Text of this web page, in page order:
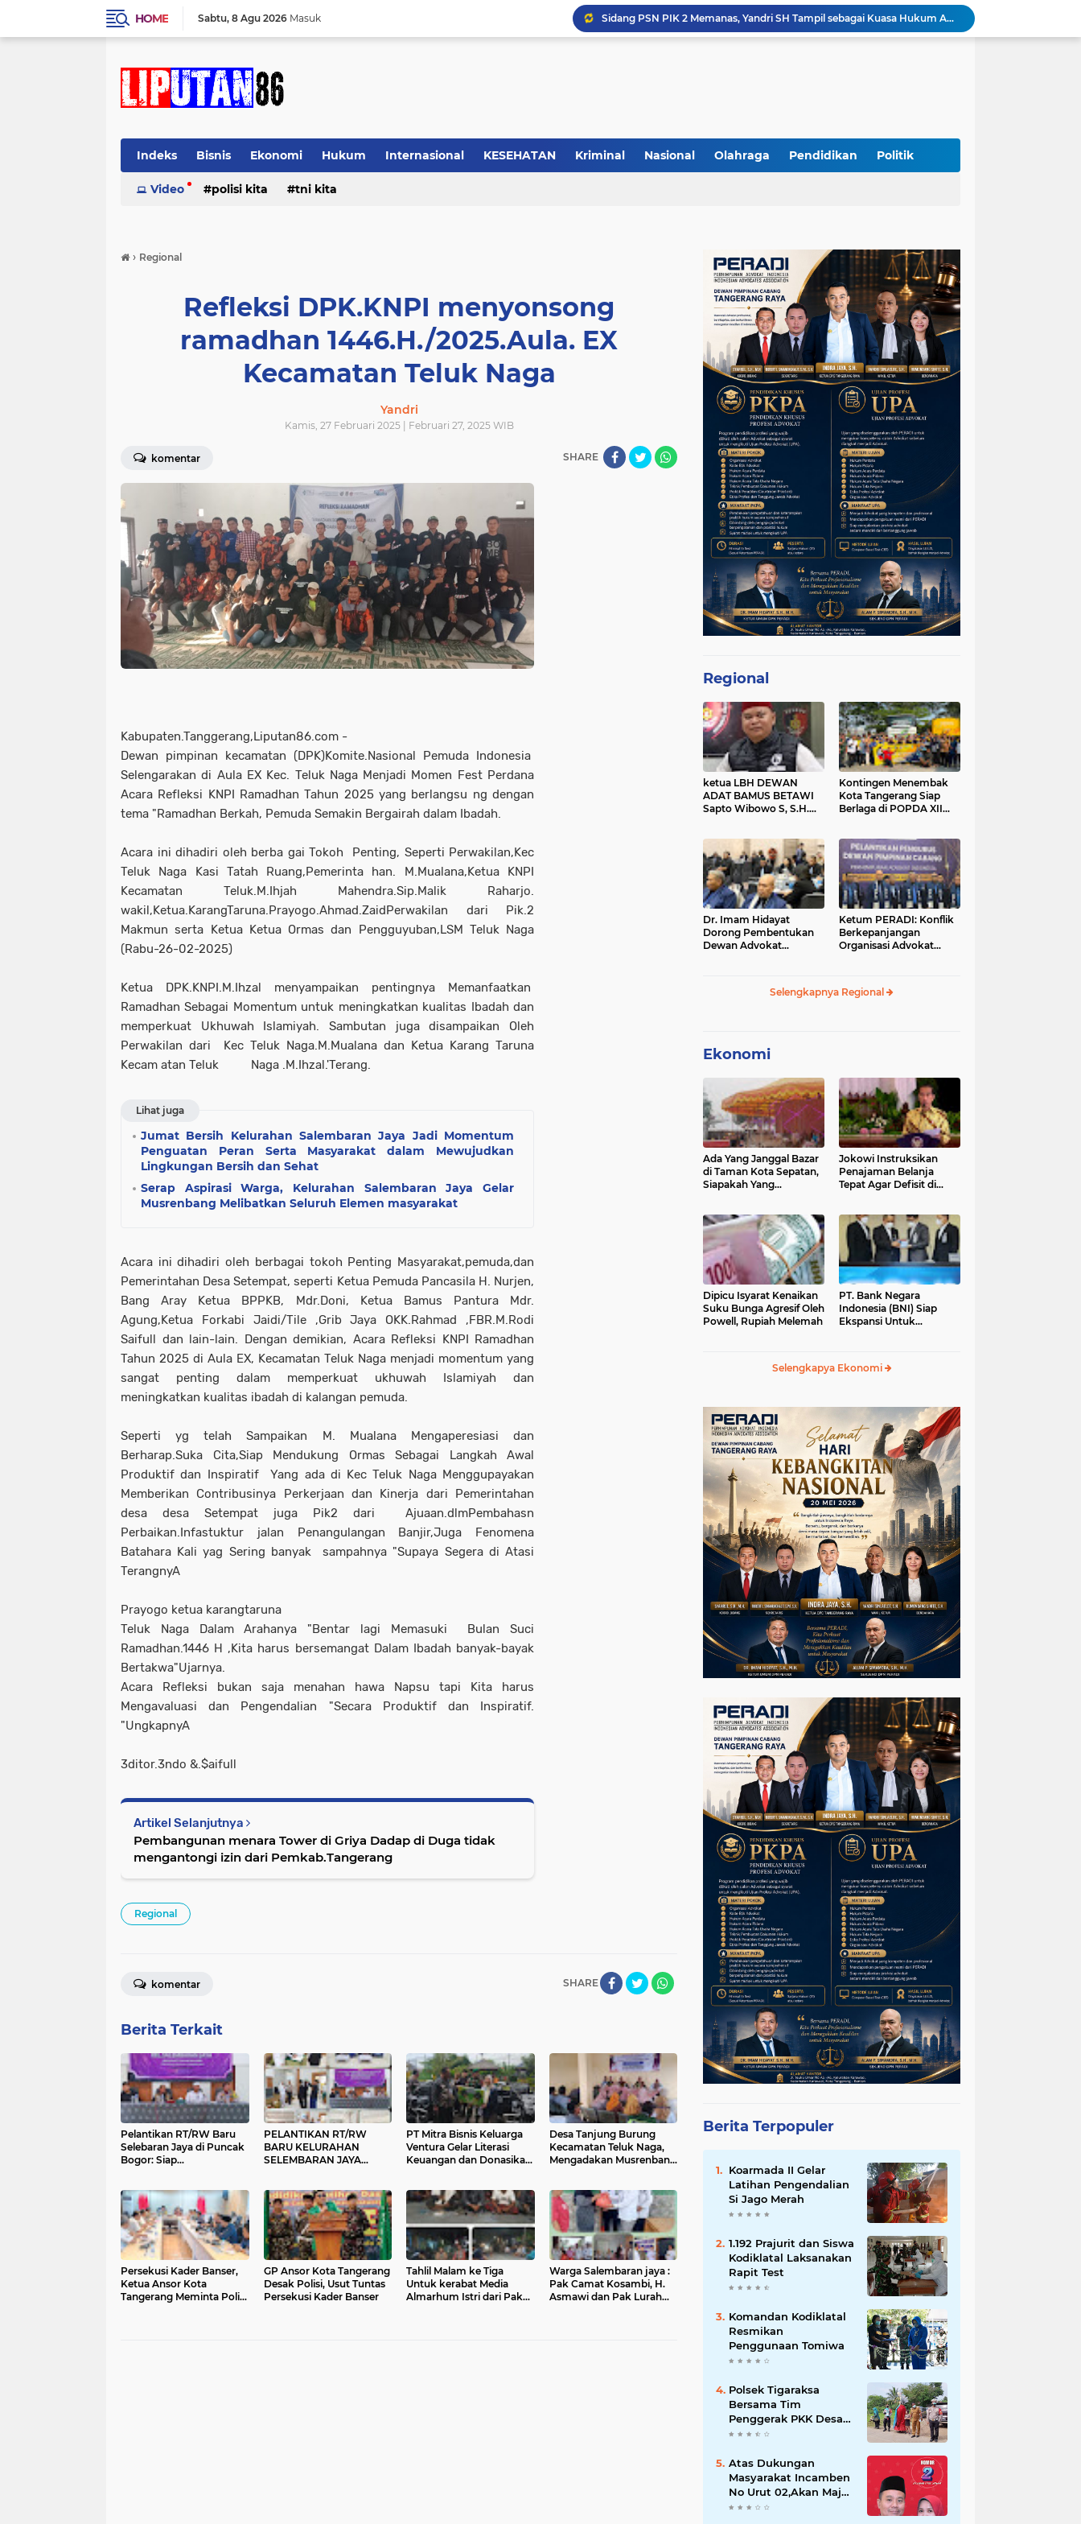
HOME Sabtu 8 Agu 2026 Masuk
Sidang PSN PIK 2 Memanas, Yandri SH Tampil sebagai Kuasa Hukum APDESI di PN Jakarta Pusat
Yandri SH Pimpin Perjuangan Hukum APDESI di Sidang PSN PIK 2, Soroti Kepastian Hukum
Resmi Terdaftar sebagai Mediator Non-Hakim di Pengadilan Negeri Jakarta Selatan, Yandri, S.H. Siap Mengedepankan Keadilan Melalui Jalur Perdamaian
Indeks Bisnis Ekonomi Hukum Internasional KESEHATAN Kriminal Nasional Olahraga Pendidikan Politik
Video polisi kita tni kita
› Regional
Refleksi DPK.KNPI menyonsong
ramadhan 1446.H./2025.Aula. EX
Kecamatan Teluk Naga
Yandri
Kamis, 27 Februari 2025 | Februari 27, 2025 WIB
komentar SHARE
Kabupaten.Tanggerang,Liputan86.com -
Dewan pimpinan kecamatan (DPK)Komite.Nasional Pemuda Indonesia
Selengarakan di Aula EX Kec. Teluk Naga Menjadi Momen Fest Perdana
Acara Refleksi KNPI Ramadhan Tahun 2025 yang berlangsu ng dengan
tema "Ramadhan Berkah, Pemuda Semakin Bergairah dalam Ibadah.
Acara ini dihadiri oleh berba gai Tokoh Penting, Seperti Perwakilan,Kec
Teluk Naga Kasi Tatah Ruang,Pemerinta han. M.Mualana,Ketua KNPI
Kecamatan Teluk.M.Ihjah Mahendra.Sip.Malik Raharjo.
wakil,Ketua.KarangTaruna.Prayogo.Ahmad.ZaidPerwakilan dari Pik.2
Makmun serta Ketua Ketua Ormas dan Pengguyuban,LSM Teluk Naga
(Rabu-26-02-2025)
Ketua DPK.KNPI.M.Ihzal menyampaikan pentingnya Memanfaatkan
Ramadhan Sebagai Momentum untuk meningkatkan kualitas Ibadah dan
memperkuat Ukhuwah Islamiyah. Sambutan juga disampaikan Oleh
Perwakilan dari Kec Teluk Naga.M.Mualana dan Ketua Karang Taruna
Kecam atan Teluk Naga .M.Ihzal.'Terang.
Lihat juga
Jumat Bersih Kelurahan Salembaran Jaya Jadi Momentum
Penguatan Peran Serta Masyarakat dalam Mewujudkan
Lingkungan Bersih dan Sehat
Serap Aspirasi Warga, Kelurahan Salembaran Jaya Gelar
Musrenbang Melibatkan Seluruh Elemen masyarakat
Acara ini dihadiri oleh berbagai tokoh Penting Masyarakat,pemuda,dan
Pemerintahan Desa Setempat, seperti Ketua Pemuda Pancasila H. Nurjen,
Bang Aray Ketua BPPKB, Mdr.Doni, Ketua Bamus Pantura Mdr.
Agung,Ketua Forkabi Jaidi/Tile ,Grib Jaya OKK.Rahmad ,FBR.M.Rodi
Saifull dan lain-lain. Dengan demikian, Acara Refleksi KNPI Ramadhan
Tahun 2025 di Aula EX, Kecamatan Teluk Naga menjadi momentum yang
sangat penting dalam memperkuat ukhuwah Islamiyah dan
meningkatkan kualitas ibadah di kalangan pemuda.
Seperti yg telah Sampaikan M. Mualana Mengaperesiasi dan
Berharap.Suka Cita,Siap Mendukung Ormas Sebagai Langkah Awal
Produktif dan Inspiratif Yang ada di Kec Teluk Naga Menggupayakan
Memberikan Contribusinya Perkerjaan dan Kinerja dari Pemerintahan
desa desa Setempat juga Pik2 dari Ajuaan.dlmPembahasn
Perbaikan.Infastuktur jalan Penangulangan Banjir,Juga Fenomena
Batahara Kali yag Sering banyak sampahnya "Supaya Segera di Atasi
TerangnyA
Prayogo ketua karangtaruna
Teluk Naga Dalam Arahanya "Bentar lagi Memasuki Bulan Suci
Ramadhan.1446 H ,Kita harus bersemangat Dalam Ibadah banyak-bayak
Bertakwa"Ujarnya.
Acara Refleksi bukan saja menahan hawa Napsu tapi Kita harus
Mengavaluasi dan Pengendalian "Secara Produktif dan Inspiratif.
"UngkapnyA
3ditor.3ndo &.$aifull
Artikel Selanjutnya
Pembangunan menara Tower di Griya Dadap di Duga tidak
mengantongi izin dari Pemkab.Tangerang
Regional
SHARE
komentar
Berita Terkait
Pelantikan RT/RW Baru
Selebaran Jaya di Puncak
Bogor: Siap
Bupati Tangerang
PELANTIKAN RT/RW
BARU KELURAHAN
SELEMBARAN JAYA
DIHARAPKAN LEBIH
GIGIH LAYANI
MASYARAKAT
​PT Mitra Bisnis Keluarga
Ventura Gelar Literasi
Keuangan dan Donasikan
Desa Tanjung Burung
Kecamatan Teluk Naga,
Mengadakan Musrenbang
Persekusi Kader Banser,
Ketua Ansor Kota
Tangerang Meminta Polisi
GP Ansor Kota Tangerang
Desak Polisi, Usut Tuntas
Persekusi Kader Banser
Tahlil Malam ke Tiga
Untuk kerabat Media
Almarhum Istri dari Pak
Warga Salembaran jaya :
Pak Camat Kosambi, H.
Asmawi dan Pak Lurah
Regional
ketua LBH DEWAN
ADAT BAMUS BETAWI
Sapto Wibowo S, S.H.
Statement di Media
Kontingen Menembak
Kota Tangerang Siap
Berlaga di POPDA XII
Dr. Imam Hidayat
Dorong Pembentukan
Dewan Advokat
Ketum PERADI: Konflik
Berkepanjangan
Organisasi Advokat
Selengkapnya Regional
Ekonomi
Ada Yang Janggal Bazar
di Taman Kota Sepatan,
Siapakah Yang
Jokowi Instruksikan
Penajaman Belanja
Tepat Agar Defisit di
Dipicu Isyarat Kenaikan
Suku Bunga Agresif Oleh
Powell, Rupiah Melemah
PT. Bank Negara
Indonesia (BNI) Siap
Ekspansi Untuk
Selengkapya Ekonomi
Berita Terpopuler
Koarmada II Gelar
Latihan Pengendalian
Si Jago Merah
1.192 Prajurit dan Siswa
Kodiklatal Laksanakan
Rapit Test
Komandan Kodiklatal
Resmikan
Penggunaan Tomiwa
Polsek Tigaraksa
Bersama Tim
Penggerak PKK Desa
Jambe Bagikan
Pengguna Jalan
Atas Dukungan
Masyarakat Incamben
No Urut 02,Akan Maju
Untuk Memajukan